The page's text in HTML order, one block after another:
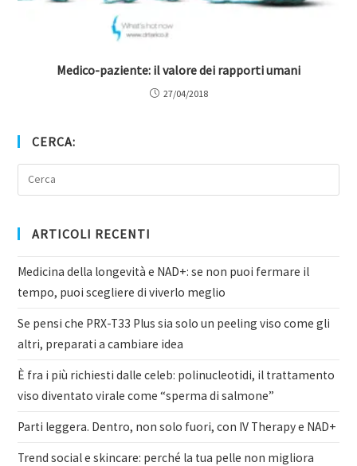
Medico-paziente: il valore dei rapporti umani
27/04/2018
CERCA:
ARTICOLI RECENTI
Medicina della longevità e NAD+: se non puoi fermare il
tempo, puoi scegliere di viverlo meglio
Se pensi che PRX-T33 Plus sia solo un peeling viso come gli
altri, preparati a cambiare idea
È fra i più richiesti dalle celeb: polinucleotidi, il trattamento
viso diventato virale come “sperma di salmone”
Parti leggera. Dentro, non solo fuori, con IV Therapy e NAD+
Trend social e skincare: perché la tua pelle non migliora